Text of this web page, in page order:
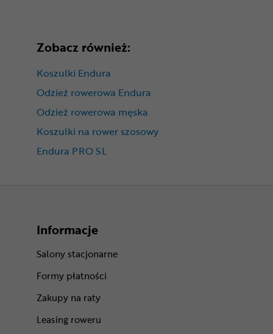
Zobacz również:
Koszulki Endura
Odzież rowerowa Endura
Odzież rowerowa męska
Koszulki na rower szosowy
Endura PRO SL
Informacje
Salony stacjonarne
Formy płatności
Zakupy na raty
Leasing roweru